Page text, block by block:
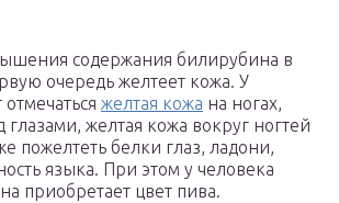
содержания билирубина в
очередь желтеет кожа. У
желтая кожа на ногах,
глазами, желтая кожа вокруг ногтей
пожелтеть белки глаз, ладони,
языка. При этом у человека
приобретает цвет пива.